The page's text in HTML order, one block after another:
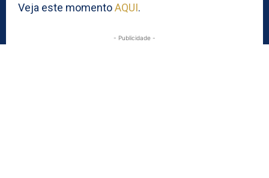
Veja este momentoAQUI.
- Publicidade -